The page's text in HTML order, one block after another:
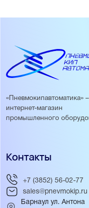
«Пневмокипавтоматика» –
интернет-магазин
промышленного
Контакты
+7 (3852) 56-02-77
sales@pnevmokip.ru
Барнаул ул. Антона